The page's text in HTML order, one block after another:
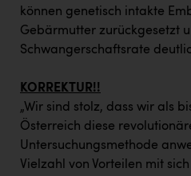
TGW Logistics
TRAILOMAT & Cycling Austria
Vier Diamanten
Wir besiegen Krebs
können genetisch intakte
Gebärmutter zurückgesetzt
Schwangerschaftsrate
KORREKTUR!!
„Wir sind stolz, dass wir als
Österreich diese
Untersuchungsmethode
Vielzahl von Vorteilen mit